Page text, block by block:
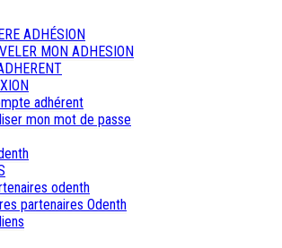
ADHÉSION
MON ADHESION
adhérent
mon mot de passe
odenth
partenaires Odenth